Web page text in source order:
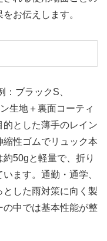
お伝えします。
ブラックS、
生地＋裏面コーティ
とした薄手のレイン
性ゴムでリュック本
50gと軽量で、折り
ます。通勤・通学、
した雨対策に向く製
中では基本性能が整